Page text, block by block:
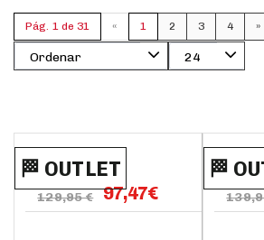
Pág. 1 de 31 « 1 2 3 4 »
🏁​​​​ OUTLET
129,95 € 97,47€
🏁​​​​